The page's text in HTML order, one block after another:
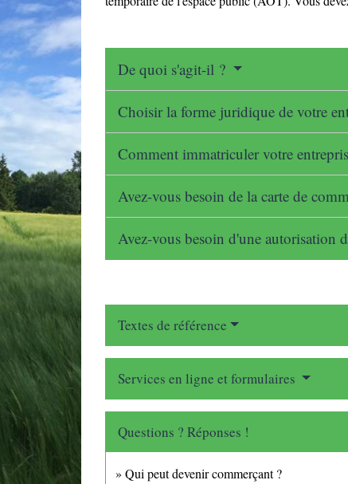
De quoi s'agit-il ?
Choisir la forme juridique de votre
Comment immatriculer votre
Avez-vous besoin de la carte de
Avez-vous besoin d'une autorisation
Textes de référence
Services en ligne et formulaires
Questions ? Réponses !
Qui peut devenir commerçant ?